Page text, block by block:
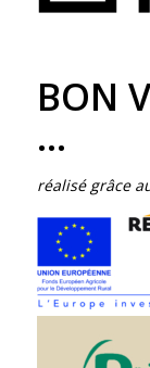
BON
…
réalisé grâce